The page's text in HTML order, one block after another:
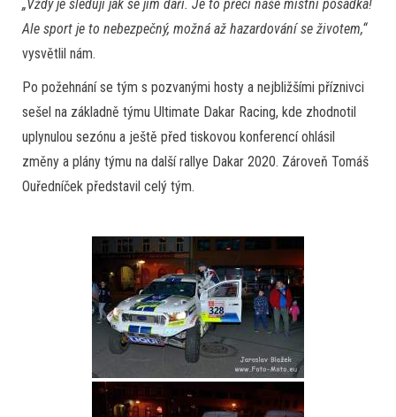
„Vždy je sleduji jak se jim daří. Je to přeci naše místní posádka!
Ale sport je to nebezpečný, možná až hazardování se životem,“
vysvětlil nám.
Po požehnání se tým s pozvanými hosty a nejbližšími příznivci
sešel na základně týmu Ultimate Dakar Racing, kde zhodnotil
uplynulou sezónu a ještě před tiskovou konferencí ohlásil
změny a plány týmu na další rallye Dakar 2020. Zároveň Tomáš
Ouředníček představil celý tým.